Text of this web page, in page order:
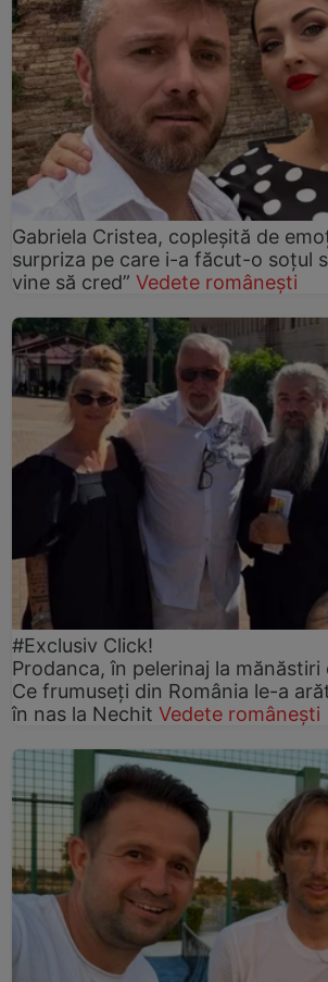
Gabriela Cristea, copleșită de
surpriza pe care i-a făcut-o soțul
vine să cred” Vedete românești
#Exclusiv Click!
Prodanca, în pelerinaj la
Ce frumuseți din România le-a
în nas la Nechit Vedete românești